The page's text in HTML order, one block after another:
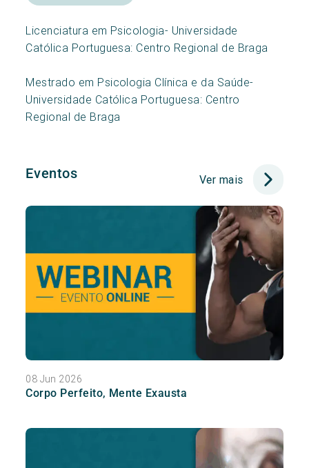
Licenciatura em Psicologia- Universidade
Católica Portuguesa: Centro Regional de Braga
Mestrado em Psicologia Clínica e da Saúde-
Universidade Católica Portuguesa: Centro
Regional de Braga
Eventos Ver mais
08 Jun 2026
Corpo Perfeito, Mente Exausta